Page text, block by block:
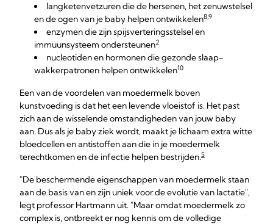
langketenvetzuren die de hersenen, het zenuwstelsel
en de ogen van je baby helpen ontwikkelen8,9
enzymen die zijn spijsverteringsstelsel en
immuunsysteem ondersteunen2
nucleotiden en hormonen die gezonde slaap-
wakkerpatronen helpen ontwikkelen10
Een van de voordelen van moedermelk boven
kunstvoeding is dat het een levende vloeistof is. Het past
zich aan de wisselende omstandigheden van jouw baby
aan. Dus als je baby ziek wordt, maakt je lichaam extra witte
bloedcellen en antistoffen aan die in je moedermelk
terechtkomen en de infectie helpen bestrijden.5
"De beschermende eigenschappen van moedermelk staan
aan de basis van en zijn uniek voor de evolutie van lactatie",
legt professor Hartmann uit. "Maar omdat moedermelk zo
complex is, ontbreekt er nog kennis om de volledige